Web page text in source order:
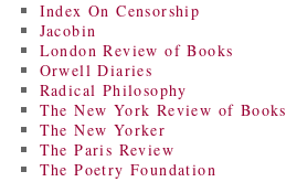
Index On Censorship
Jacobin
London Review of Books
Orwell Diaries
Radical Philosophy
The New York Review of Books
The New Yorker
The Paris Review
The Poetry Foundation